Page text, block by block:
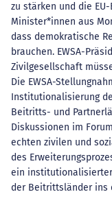
zu stärken und die
Minister*innen aus
dass demokratische
brauchen. EWSA-
Zivilgesellschaft
Die EWSA-
Institutionalisierung
Beitritts- und
Diskussionen im
echten zivilen und
des
ein
der Beitrittsländer ins